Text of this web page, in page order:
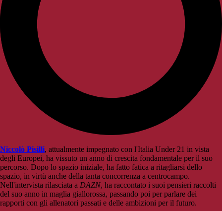
Niccolò Pisilli, attualmente impegnato con l'Italia Under 21 in vista
degli Europei, ha vissuto un anno di crescita fondamentale per il suo
percorso. Dopo lo spazio iniziale, ha fatto fatica a ritagliarsi dello
spazio, in virtù anche della tanta concorrenza a centrocampo.
Nell'intervista rilasciata a DAZN, ha raccontato i suoi pensieri raccolti
del suo anno in maglia giallorossa, passando poi per parlare dei
rapporti con gli allenatori passati e delle ambizioni per il futuro.